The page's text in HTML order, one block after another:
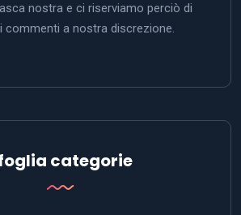
nostra e ci riserviamo perciò di
commenti a nostra discrezione.
categorie